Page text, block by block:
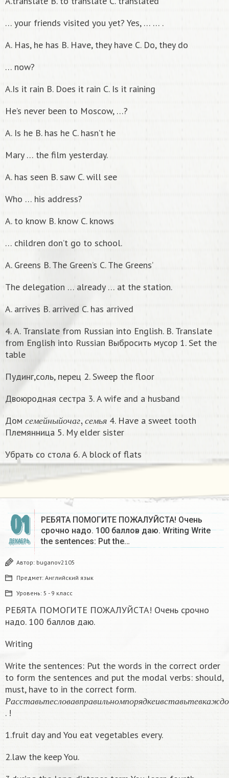
… your friends visited you yet? Yes, … … .
А. Has, he has B. Have, they have C. Do, they do
… now?
А.Is it rain B. Does it rain C. Is it raining
He’s never been to Moscow, …?
А. Is he B. has he C. hasn’t he
Mary … the film yesterday.
А. has seen B. saw C. will see
Who … his address?
А. to know B. know C. knows
… children don’t go to school.
А. Greens B. The Green’s C. The Greens’
The delegation … already … at the station.
А. arrives B. arrived C. has arrived
4. А. Translate from Russian into English. В. Translate
from English into Russian Выбросить мусор 1. Set the
table
Пудинг,соль, перец 2. Sweep the floor
Двоюродная сестра 3. A wife and a husband
Дом
с еме й н ы й о ч а г семья
о м
4. Have a sweet tooth
Племянница 5. My elder sister
Убрать со стола 6. A block of flats
01
ДЕКАБРЬ
РЕБЯТА ПОМОГИТЕ ПОЖАЛУЙСТА! Очень
срочно надо. 100 баллов даю. Writing Write
the sentences: Put the…
Автор: buganov2105
Предмет: Английский язык
Уровень: 5 - 9 класс
РЕБЯТА ПОМОГИТЕ ПОЖАЛУЙСТА! Очень срочно
надо. 100 баллов даю.
Writing
Write the sentences: Put the words in the correct order
to form the sentences and put the modal verbs: should,
must, have to in the correct form.
Р а с с т а в ьт е сл о в а в п р а в ил ьн омп о ря д ке и в с т а в ьт е в ка ж д о
Расставьт ес ловавправи льно
. !
1.fruit day and You eat vegetables every.
2.law the keep You.